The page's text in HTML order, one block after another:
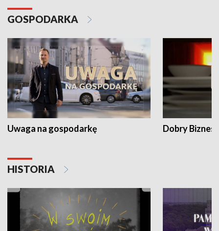
GOSPODARKA
Uwaga na gospodarkę Dobry Biznes
HISTORIA